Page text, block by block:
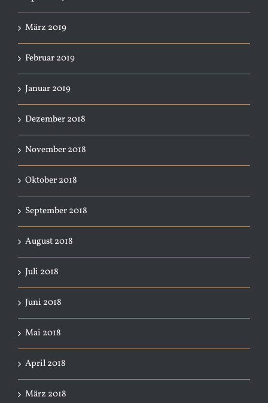
März 2019
Februar 2019
Januar 2019
Dezember 2018
November 2018
Oktober 2018
September 2018
August 2018
Juli 2018
Juni 2018
Mai 2018
April 2018
März 2018